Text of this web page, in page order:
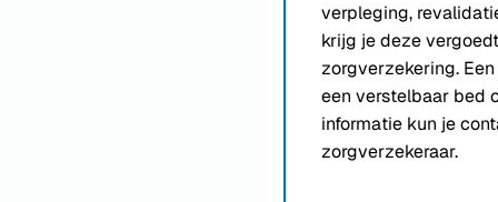
verpleging,
krijg je deze
zorgverzekering.
een verstelbaar bed
informatie kun je
zorgverzekeraar.